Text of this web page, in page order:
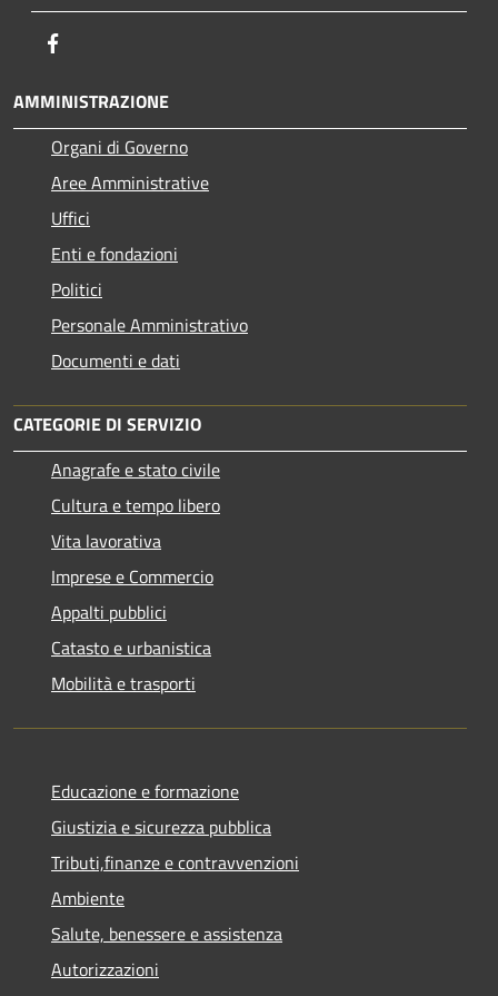
AMMINISTRAZIONE
Organi di Governo
Aree Amministrative
Uffici
Enti e fondazioni
Politici
Personale Amministrativo
Documenti e dati
CATEGORIE DI SERVIZIO
Anagrafe e stato civile
Cultura e tempo libero
Vita lavorativa
Imprese e Commercio
Appalti pubblici
Catasto e urbanistica
Mobilità e trasporti
Educazione e formazione
Giustizia e sicurezza pubblica
Tributi,finanze e contravvenzioni
Ambiente
Salute, benessere e assistenza
Autorizzazioni